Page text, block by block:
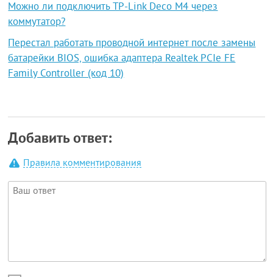
Можно ли подключить TP-Link Deco M4 через
коммутатор?
Перестал работать проводной интернет после замены
батарейки BIOS, ошибка адаптера Realtek PCIe FE
Family Controller (код 10)
Добавить ответ:
Правила комментирования